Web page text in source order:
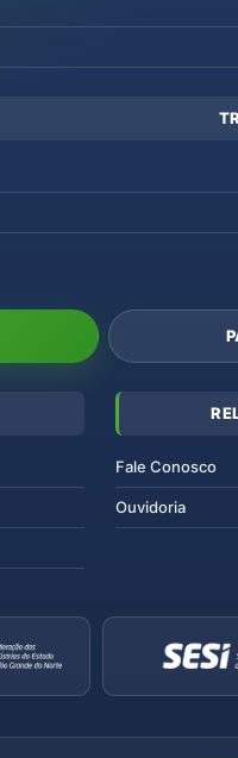
Fale Conosco
Ouvidoria